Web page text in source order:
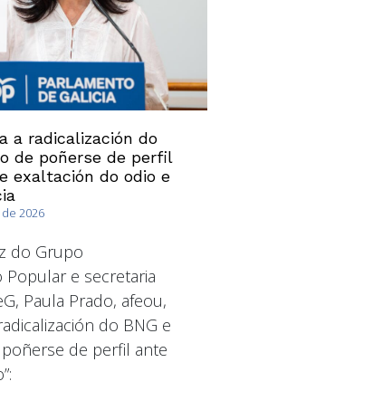
a radicalización do
de poñerse de perfil
exaltación do odio e
2026
do Grupo
Popular e secretaria
Paula Prado, afeou,
do BNG e
de perfil ante